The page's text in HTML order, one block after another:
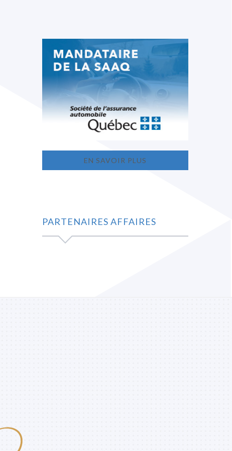
EN SAVOIR PLUS
PARTENAIRES AFFAIRES